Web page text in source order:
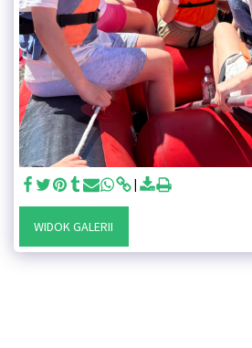
WIDOK GALERII